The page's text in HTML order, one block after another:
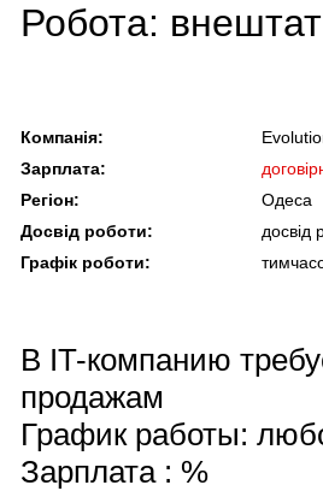
Робота:
Компанія:
Зарплата:
Регіон:
Одеса
Досвід роботи:
досвід
Графік роботи:
В IT-компанию
продажам
График работы:
Зарплата : %